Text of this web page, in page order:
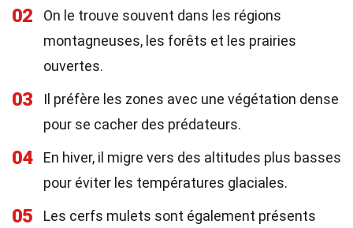
02
On le trouve souvent dans les régions
montagneuses, les forêts et les prairies
ouvertes.
03
Il préfère les zones avec une végétation dense
pour se cacher des prédateurs.
04
En hiver, il migre vers des altitudes plus basses
pour éviter les températures glaciales.
05
Les cerfs mulets sont également présents